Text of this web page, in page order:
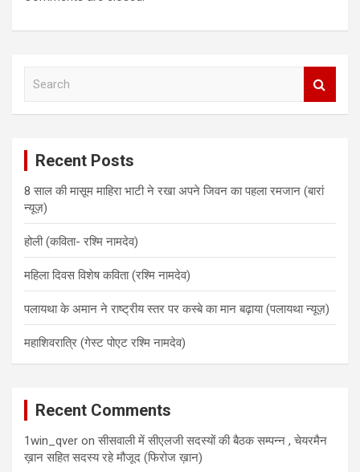
Recent Posts
8 साल की मासूम माहिरा भाटी ने रखा अपने जिवन का पहला रमजान (बारां
न्यूज़)
होली (कविता- रश्मि नामदेव)
महिला दिवस विशेष कविता (रश्मि नामदेव)
पलायथा के अमान ने राष्ट्रीय स्तर पर कस्बे का मान बढ़ाया (पलायथा न्यूज़)
महाशिवरात्रि (गेस्ट पोएट रश्मि नामदेव)
Recent Comments
1win_qver onसीसवाली में सीएलजी सदस्यों की बैठक सम्पन्न , चेयरमैन
ख़ान सहित सदस्य रहे मौजूद (फिरोज ख़ान)